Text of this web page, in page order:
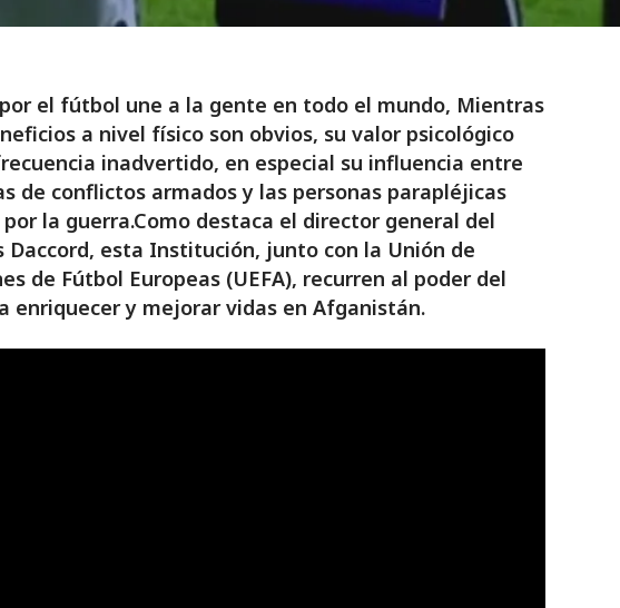
el fútbol une a la gente en todo el mundo, Mientras
a nivel físico son obvios, su valor psicológico
inadvertido, en especial su influencia entre
de conflictos armados y las personas parapléjicas
la guerra.Como destaca el director general del
Daccord, esta Institución, junto con la Unión de
de Fútbol Europeas (UEFA), recurren al poder del
enriquecer y mejorar vidas en Afganistán.